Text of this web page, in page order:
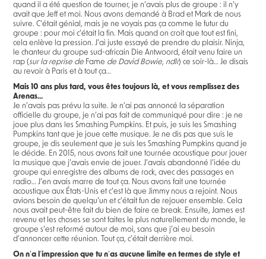
quand il a été question de tourner, je n’avais plus de groupe : il n’y
avait que Jeff et moi. Nous avons demandé à Brad et Mark de nous
suivre. C’était génial, mais je ne voyais pas ça comme le futur du
groupe : pour moi c’était la fin. Mais quand on croit que tout est fini,
cela enlève la pression. J’ai juste essayé de prendre du plaisir. Ninja,
le chanteur du groupe sud-africain Die Antwoord, était venu faire un
rap (sur la reprise de Fame de David Bowie, ndlr) ce soir-là… Je disais
au revoir à Paris et à tout ça…
Mais 10 ans plus tard, vous êtes toujours là, et vous remplissez des
Arenas...
Je n’avais pas prévu la suite. Je n’ai pas annoncé la séparation
officielle du groupe, je n’ai pas fait de communiqué pour dire : je ne
joue plus dans les Smashing Pumpkins. Et puis, je suis les Smashing
Pumpkins tant que je joue cette musique. Je ne dis pas que suis le
groupe, je dis seulement que je suis les Smashing Pumpkins quand je
le décide. En 2015, nous avons fait une tournée acoustique pour jouer
la musique que j’avais envie de jouer. J’avais abandonné l’idée du
groupe qui enregistre des albums de rock, avec des passages en
radio… J’en avais marre de tout ça. Nous avons fait une tournée
acoustique aux États-Unis et c’est là que Jimmy nous a rejoint. Nous
avions besoin de quelqu’un et c’était fun de rejouer ensemble. Cela
nous avait peut-être fait du bien de faire ce break. Ensuite, James est
revenu et les choses se sont faites le plus naturellement du monde, le
groupe s’est reformé autour de moi, sans que j’ai eu besoin
d’annoncer cette réunion. Tout ça, c’était derrière moi.
On n’a l’impression que tu n’as aucune limite en termes de style et